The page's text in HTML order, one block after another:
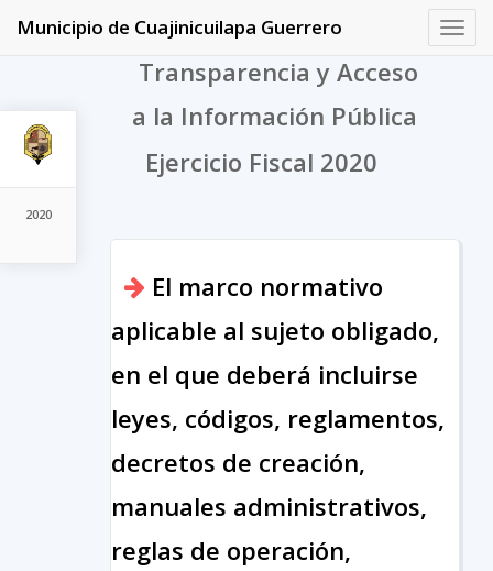
2020
Municipio de Cuajinicuilapa Guerrero
Transparencia y Acceso
a la Información Pública
Ejercicio Fiscal 2020
El marco normativo
aplicable al sujeto obligado,
en el que deberá incluirse
leyes, códigos, reglamentos,
decretos de creación,
manuales administrativos,
reglas de operación,